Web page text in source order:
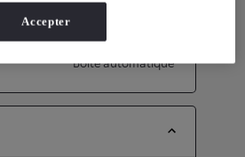
Roues motrices avant
Boîte automatique
Accepter